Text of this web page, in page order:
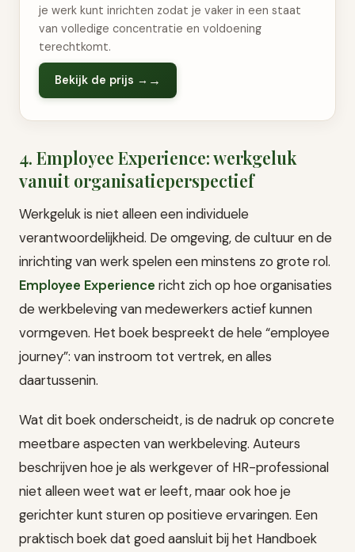
je werk kunt inrichten zodat je vaker in een staat
van volledige concentratie en voldoening
terechtkomt.
Bekijk de prijs →
4. Employee Experience: werkgeluk
vanuit organisatieperspectief
Werkgeluk is niet alleen een individuele
verantwoordelijkheid. De omgeving, de cultuur en de
inrichting van werk spelen een minstens zo grote rol.
Employee Experience richt zich op hoe organisaties
de werkbeleving van medewerkers actief kunnen
vormgeven. Het boek bespreekt de hele “employee
journey”: van instroom tot vertrek, en alles
daartussenin.
Wat dit boek onderscheidt, is de nadruk op concrete
meetbare aspecten van werkbeleving. Auteurs
beschrijven hoe je als werkgever of HR-professional
niet alleen weet wat er leeft, maar ook hoe je
gerichter kunt sturen op positieve ervaringen. Een
praktisch boek dat goed aansluit bij het Handboek